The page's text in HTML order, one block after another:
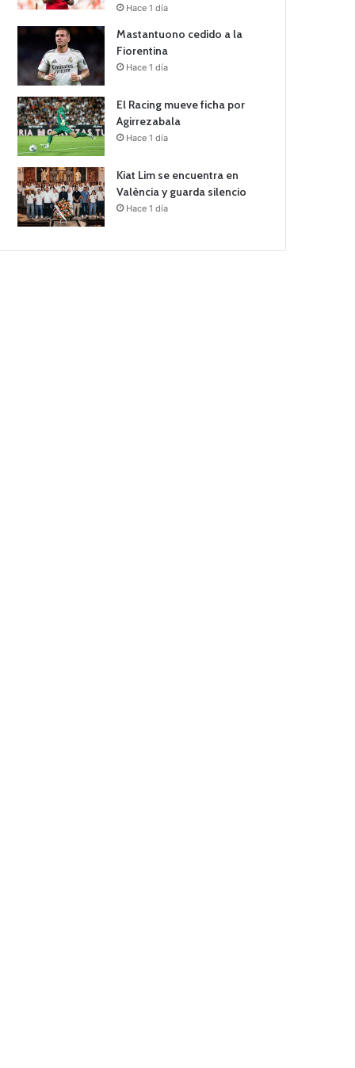
Hace 1 día
Mastantuono cedido a la
Fiorentina
Hace 1 día
El Racing mueve ficha por
Agirrezabala
Hace 1 día
Kiat Lim se encuentra en
València y guarda silencio
Hace 1 día